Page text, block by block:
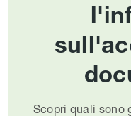
Scopri quali sono